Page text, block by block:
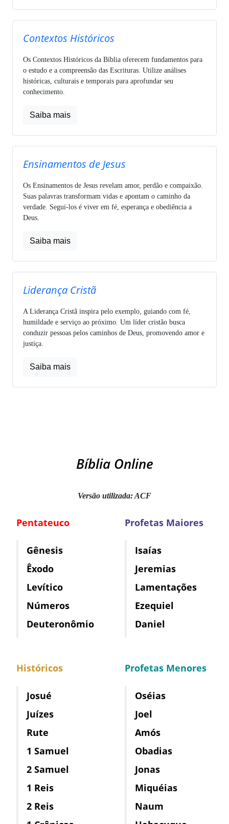
Contextos Históricos
Os Contextos Históricos da Bíblia oferecem fundamentos para
o estudo e a compreensão das Escrituras. Utilize análises
históricas, culturais e temporais para aprofundar seu
conhecimento.
Saiba mais
Ensinamentos de Jesus
Os Ensinamentos de Jesus revelam amor, perdão e compaixão.
Suas palavras transformam vidas e apontam o caminho da
verdade. Segui-los é viver em fé, esperança e obediência a
Deus.
Saiba mais
Liderança Cristã
A Liderança Cristã inspira pelo exemplo, guiando com fé,
humildade e serviço ao próximo. Um líder cristão busca
conduzir pessoas pelos caminhos de Deus, promovendo amor e
justiça.
Saiba mais
Bíblia Online
Versão utilizada: ACF
Pentateuco
Gênesis
Êxodo
Levítico
Números
Deuteronômio
Históricos
Josué
Juízes
Rute
1 Samuel
2 Samuel
1 Reis
2 Reis
Profetas Maiores
Isaías
Jeremias
Lamentações
Ezequiel
Daniel
Profetas Menores
Oséias
Joel
Amós
Obadias
Jonas
Miquéias
Naum